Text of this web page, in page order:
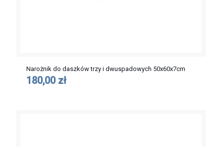
Narożnik do daszków trzy i dwuspadowych 50x60x7cm
180,00 zł